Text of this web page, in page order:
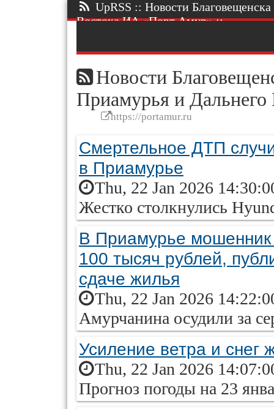
UpRSS :: Новости
Востока ИА «Порт Амур» ::.
Новости
Приамурья и
https://portamur.ru
Смертельное ДТП
в Приамурье
Thu, 22 Jan 2026
Жестко столкнулись
В Приамурье мошенник
100 тысяч рублей,
сдаче жилья
Thu, 22 Jan 2026
Амурчанина осудили за
Усиление ветра и снег
Thu, 22 Jan 2026
Прогноз погоды на 23